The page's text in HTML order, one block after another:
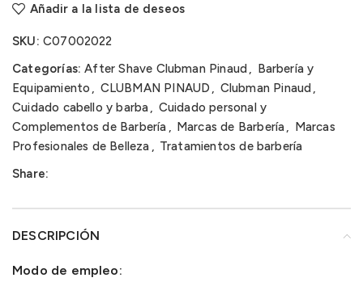
Añadir a la lista de deseos
SKU: C07002022
Categorías: After Shave Clubman Pinaud, Barbería y
Equipamiento , CLUBMAN PINAUD , Clubman Pinaud,
Cuidado cabello y barba, Cuidado personal y
Complementos de Barbería , Marcas de Barbería, Marcas
Profesionales de Belleza , Tratamientos de barbería
Share:
DESCRIPCIÓN
Modo de empleo: